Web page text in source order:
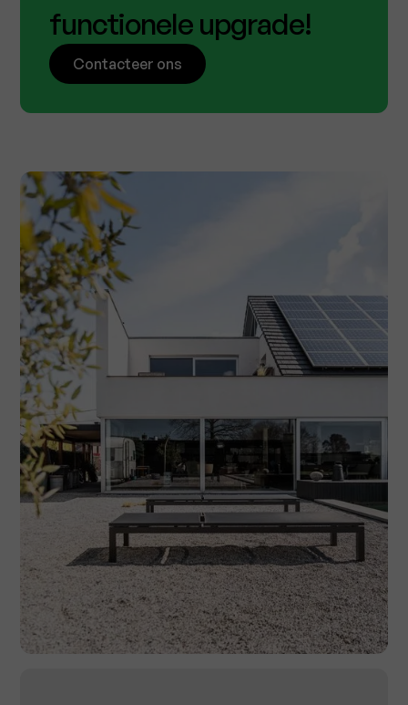
functionele upgrade!
Contacteer ons